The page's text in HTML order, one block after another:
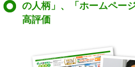
の人柄」、「ホームペー
高評価